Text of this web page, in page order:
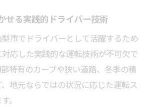
学ぶドライバー成長の道しるべ
立つ反復練習のポイント
ー技能向上に役立つ反復練習法
を克服する練習計画の立て方
を伸ばす反復のコツと工夫
せる実践的ドライバー技術
市でドライバーとして活躍するため
応した実践的な運転技術が不可欠で
特有のカーブや狭い道路、冬季の積
地元ならではの状況に応じた運転ス
。